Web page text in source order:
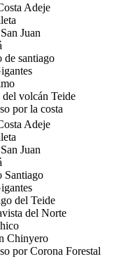
Adeje
Juan
de santiago
del volcán Teide
por la costa
Adeje
Juan
Santiago
del Teide
del Norte
Chinyero
por Corona Forestal